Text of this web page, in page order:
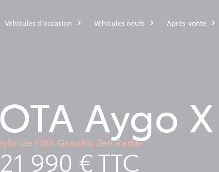
Véhicules d'occasion Véhicules neufs Après-vente
Aygo X
116h Graphic Zen Radar
21 990 €TTC